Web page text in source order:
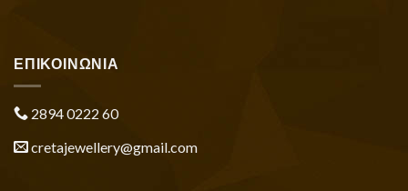
ΕΠΙΚΟΙΝΩΝΙΑ
2894 0222 60
cretajewellery@gmail.com